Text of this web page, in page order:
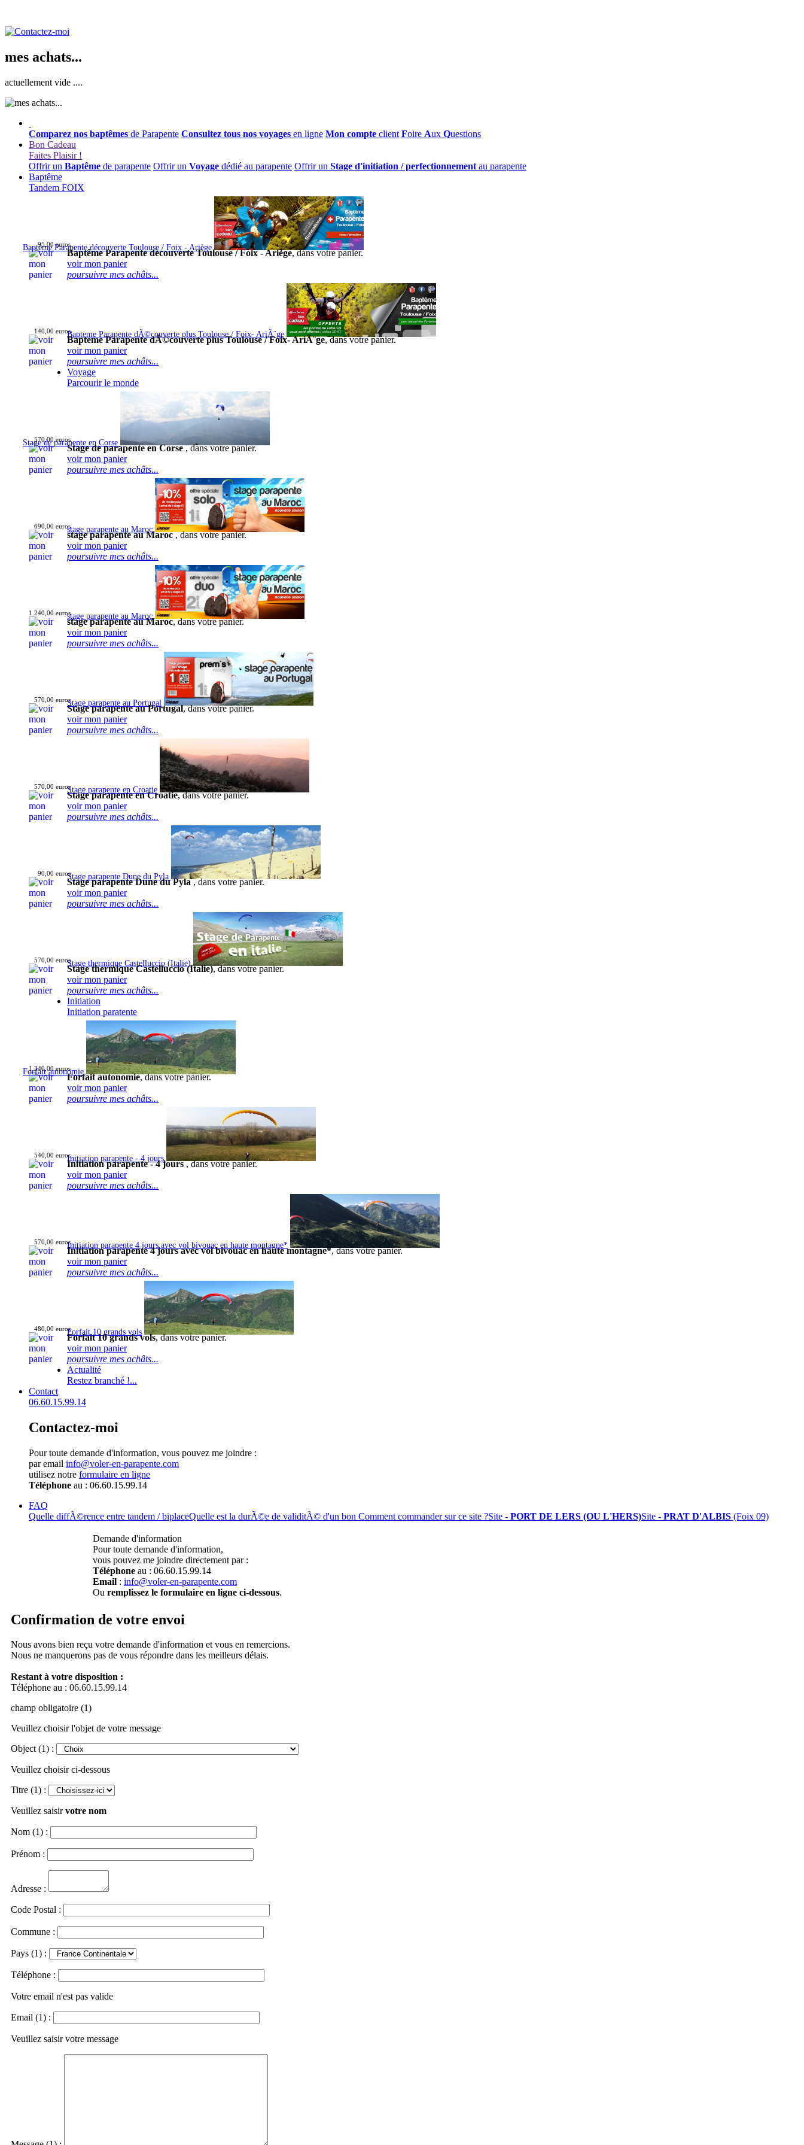
mes achats...
actuellement vide ....
Comparez nos baptêmes de Parapente Consultez tous nos voyages en ligne Mon compte client Foire Aux Questions
Bon Cadeau
Faites Plaisir !
Offrir un Baptême de parapente Offrir un Voyage dédié au parapente Offrir un Stage d'initiation / perfectionnement au parapente
Baptême
Tandem FOIX
Baptême Parapente découverte Toulouse / Foix - Ariège
95,00 euros
Baptême Parapente découverte Toulouse / Foix - Ariège, dans votre panier.
voir mon panier
poursuivre mes achâts...
Bapteme Parapente dÃ©couverte plus Toulouse / Foix- AriÃ¨ge
140,00 euros
Bapteme Parapente dÃ©couverte plus Toulouse / Foix- AriÃ¨ge, dans votre panier.
voir mon panier
poursuivre mes achâts...
Voyage
Parcourir le monde
Stage de parapente en Corse
570,00 euros
Stage de parapente en Corse, dans votre panier.
voir mon panier
poursuivre mes achâts...
stage parapente au Maroc
690,00 euros
stage parapente au Maroc, dans votre panier.
voir mon panier
poursuivre mes achâts...
stage parapente au Maroc
1 240,00 euros
stage parapente au Maroc, dans votre panier.
voir mon panier
poursuivre mes achâts...
Stage parapente au Portugal
570,00 euros
Stage parapente au Portugal, dans votre panier.
voir mon panier
poursuivre mes achâts...
Stage parapente en Croatie
570,00 euros
Stage parapente en Croatie, dans votre panier.
voir mon panier
poursuivre mes achâts...
Stage parapente Dune du Pyla
90,00 euros
Stage parapente Dune du Pyla, dans votre panier.
voir mon panier
poursuivre mes achâts...
Stage thermique Castelluccio (Italie)
570,00 euros
Stage thermique Castelluccio (Italie), dans votre panier.
voir mon panier
poursuivre mes achâts...
Initiation
Initiation paratente
Forfait autonomie
1 340,00 euros
Forfait autonomie, dans votre panier.
voir mon panier
poursuivre mes achâts...
Initiation parapente - 4 jours
540,00 euros
Initiation parapente - 4 jours, dans votre panier.
voir mon panier
poursuivre mes achâts...
Initiation parapente 4 jours avec vol bivouac en haute montagne*
570,00 euros
Initiation parapente 4 jours avec vol bivouac en haute montagne*, dans votre panier.
voir mon panier
poursuivre mes achâts...
Forfait 10 grands vols
480,00 euros
Forfait 10 grands vols, dans votre panier.
voir mon panier
poursuivre mes achâts...
Actualité
Restez branché !...
Contact
06.60.15.99.14
Contactez-moi
Pour toute demande d'information, vous pouvez me joindre :
par email info@voler-en-parapente.com
utilisez notre formulaire en ligne
Téléphone au : 06.60.15.99.14
FAQ
Quelle diffÃ©rence entre tandem / biplaceQuelle est la durÃ©e de validitÃ© d'un bon Comment commander sur ce site ?Site - PORT DE LERS (OU L'HERS)Site - PRAT D'ALBIS (Foix 09)
Demande d'information
Pour toute demande d'information,
vous pouvez me joindre directement par :
Téléphone au : 06.60.15.99.14
Email : info@voler-en-parapente.com
Ou remplissez le formulaire en ligne ci-dessous.
Confirmation de votre envoi
Nous avons bien reçu votre demande d'information et vous en remercions.
Nous ne manquerons pas de vous répondre dans les meilleurs délais.
Restant à votre disposition :
Téléphone au : 06.60.15.99.14
champ obligatoire (1)
Veuillez choisir l'objet de votre message
Object (1) :
Veuillez choisir ci-dessous
Titre (1) :
Veuillez saisirvotre nom
Nom (1) :
Prénom :
Adresse :
Code Postal :
Commune :
Pays (1) :
Téléphone :
Votre email n'est pas valide
Email (1) :
Veuillez saisir votre message